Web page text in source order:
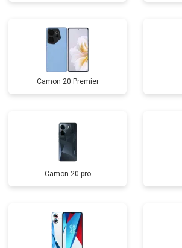
Camon 20 Premier
Camon 20 pro